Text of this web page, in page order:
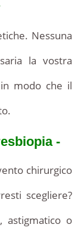
Nessuna
la vostra
modo che il
-
chirurgico
scegliere?
astigmatico o